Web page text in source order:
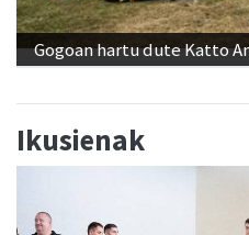
Gogoan hartu dute Katto
Ikusienak